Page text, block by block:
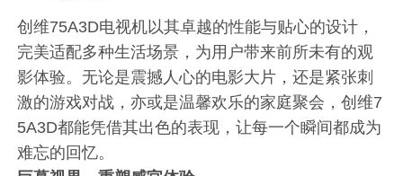
创维75A3D电视机以其卓越的性能与贴心的设计，
完美适配多种生活场景，为用户带来前所未有的观
影体验。无论是震撼人心的电影大片，还是紧张刺
激的游戏对战，亦或是温馨欢乐的家庭聚会，创维7
5A3D都能凭借其出色的表现，让每一个瞬间都成为
难忘的回忆。